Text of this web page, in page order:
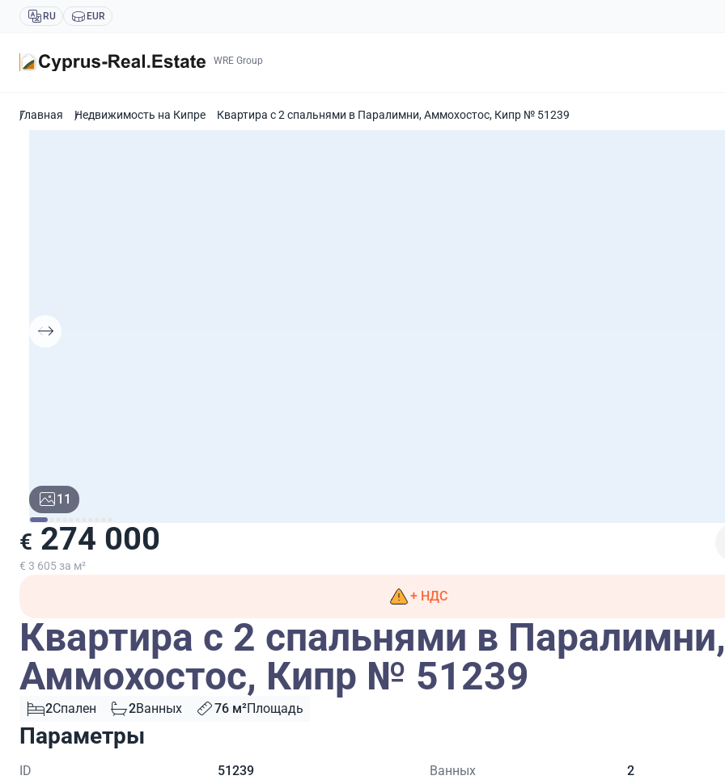
RU EUR
WRE Group
Главная Недвижимость на Кипре Квартира с 2 спальнями в Паралимни, Аммохостос, Кипр № 51239
11
€ 274 000
€ 3 605 за м²
+ НДС
Квартира с 2 спальнями в Паралимни,
Аммохостос, Кипр № 51239
2Спален 2Ванных 76 м²Площадь
Параметры
ID 51239 Ванных 2